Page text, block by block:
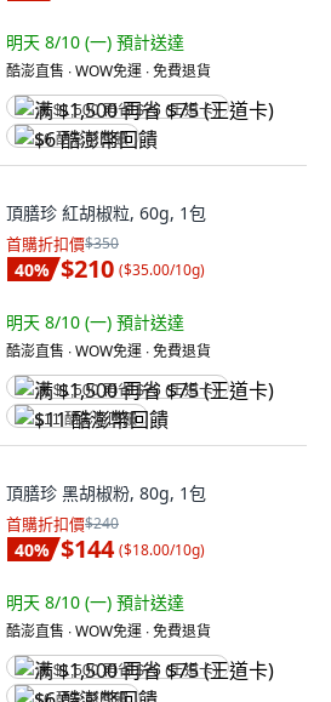
明天 8/10 (一) 預計送達
酷澎直售 ∙ WOW免運 ∙ 免費退貨
满 $1,500 再省 $75 (王道卡)
$6 酷澎幣回饋
頂膳珍 紅胡椒粒, 60g, 1包
首購折扣價$350
40% $210 ($35.00/10g)
明天 8/10 (一) 預計送達
酷澎直售 ∙ WOW免運 ∙ 免費退貨
满 $1,500 再省 $75 (王道卡)
$11 酷澎幣回饋
頂膳珍 黑胡椒粉, 80g, 1包
首購折扣價$240
40% $144 ($18.00/10g)
明天 8/10 (一) 預計送達
酷澎直售 ∙ WOW免運 ∙ 免費退貨
满 $1,500 再省 $75 (王道卡)